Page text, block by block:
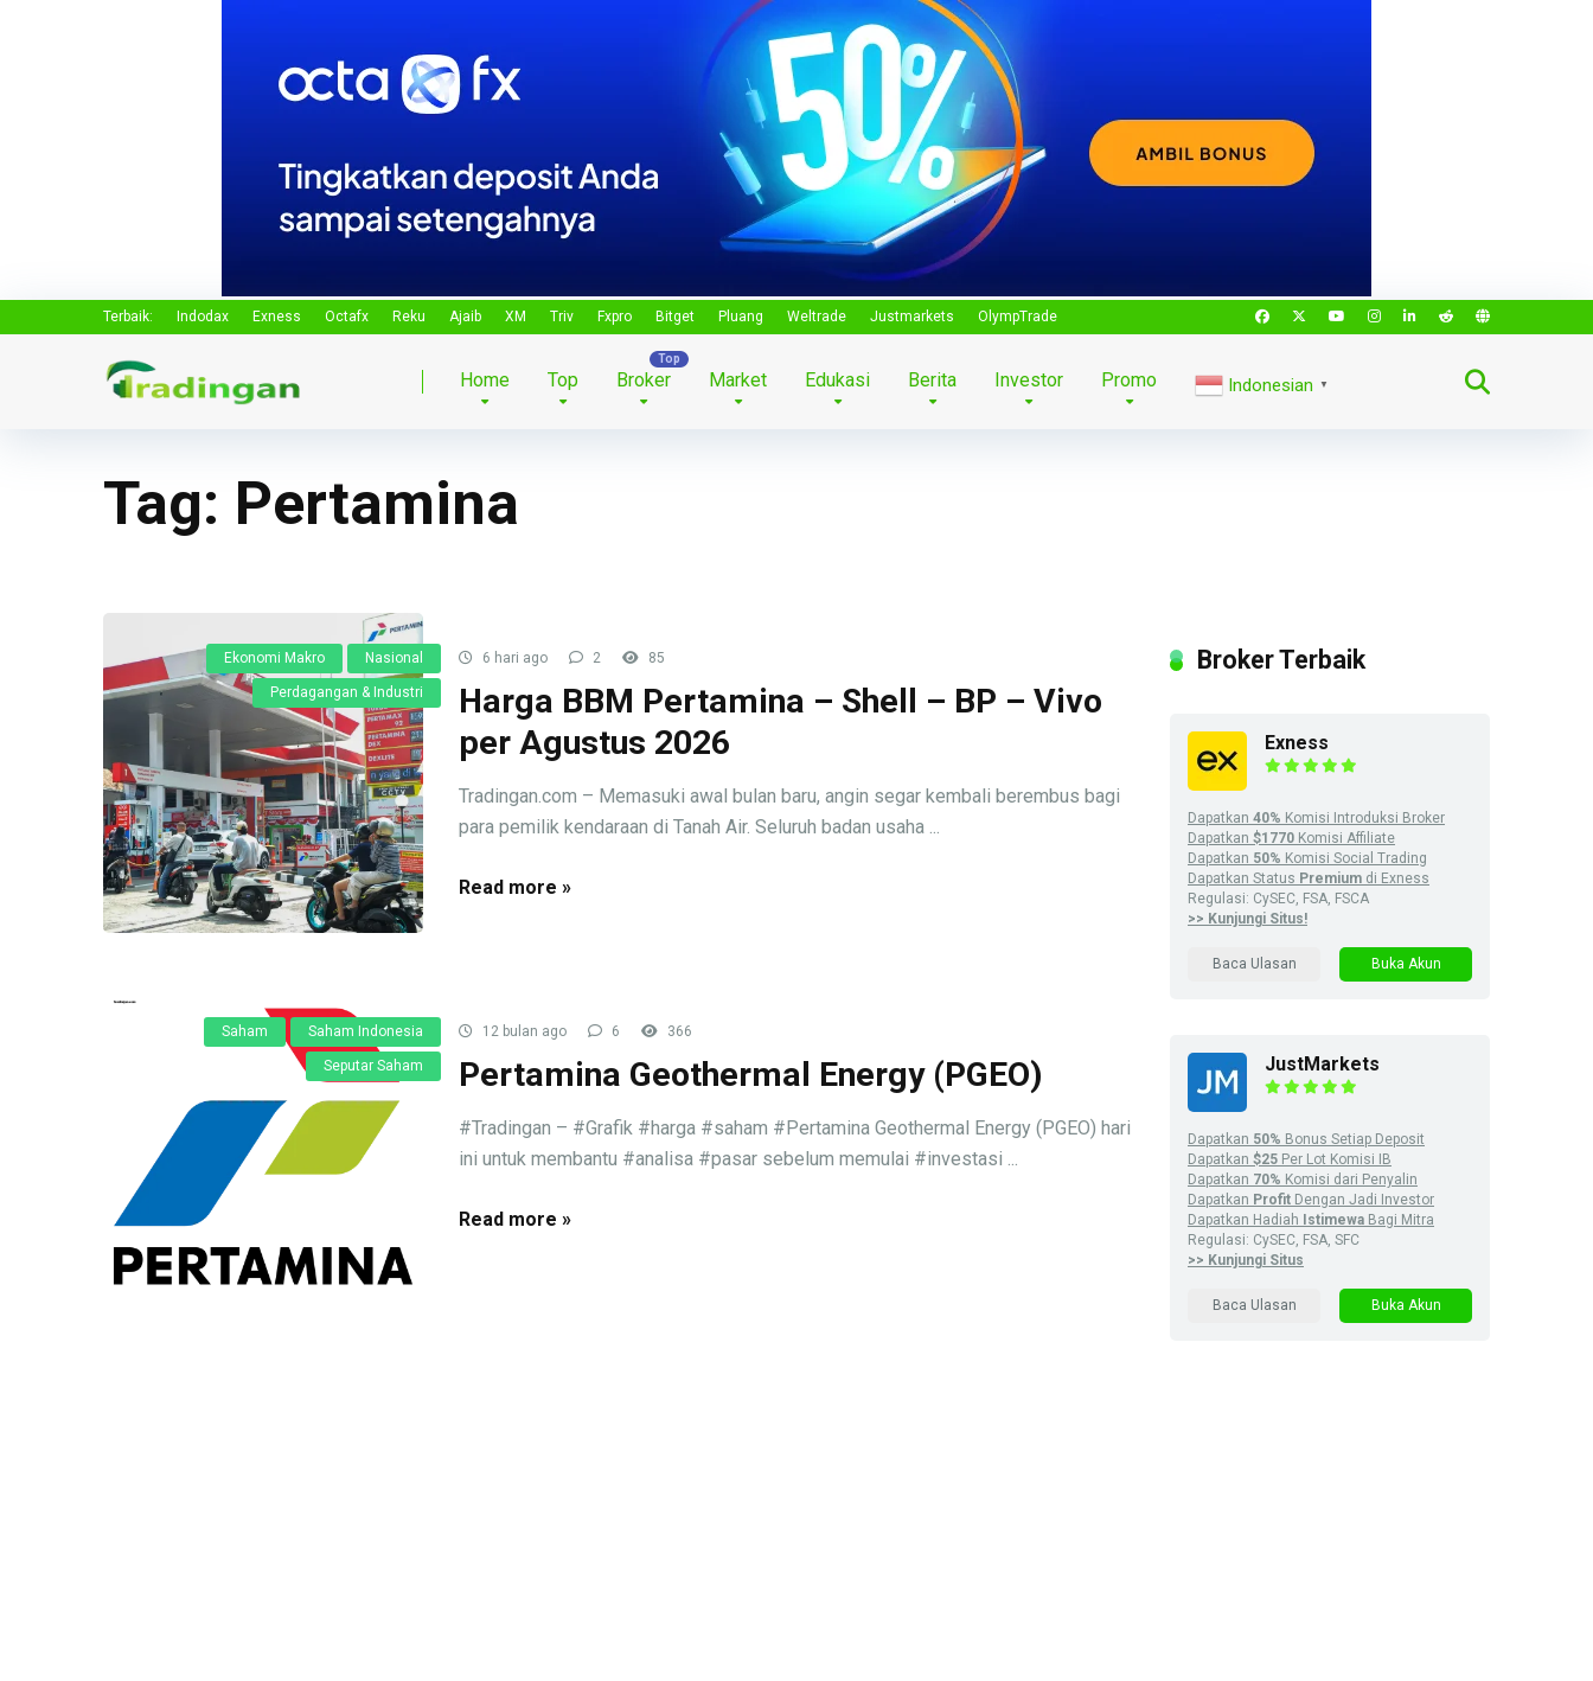
Terbaik: Indodax Exness Octafx Reku Ajaib XM Triv Fxpro Bitget Pluang Weltrade Justmarkets OlympTrade
Home Top Broker Market Edukasi Berita Investor Promo Indonesian ▼
Tag: Pertamina
Ekonomi Makro Nasional
Perdagangan & Industri
6 hari ago 2 85
Harga BBM Pertamina – Shell – BP – Vivo
per Agustus 2026
Tradingan.com – Memasuki awal bulan baru, angin segar kembali berembus bagi
para pemilik kendaraan di Tanah Air. Seluruh badan usaha ...
Read more »
Saham Saham Indonesia
Seputar Saham
12 bulan ago 6 366
Pertamina Geothermal Energy (PGEO)
#Tradingan – #Grafik #harga #saham #Pertamina Geothermal Energy (PGEO) hari
ini untuk membantu #analisa #pasar sebelum memulai #investasi ...
Read more »
Broker Terbaik
Exness
Dapatkan 40% Komisi Introduksi Broker
Dapatkan $1770 Komisi Affiliate
Dapatkan 50% Komisi Social Trading
Dapatkan Status Premium di Exness
Regulasi: CySEC, FSA, FSCA
>> Kunjungi Situs!
Baca Ulasan Buka Akun
JustMarkets
Dapatkan 50% Bonus Setiap Deposit
Dapatkan $25 Per Lot Komisi IB
Dapatkan 70% Komisi dari Penyalin
Dapatkan Profit Dengan Jadi Investor
Dapatkan Hadiah Istimewa Bagi Mitra
Regulasi: CySEC, FSA, SFC
>> Kunjungi Situs
Baca Ulasan Buka Akun